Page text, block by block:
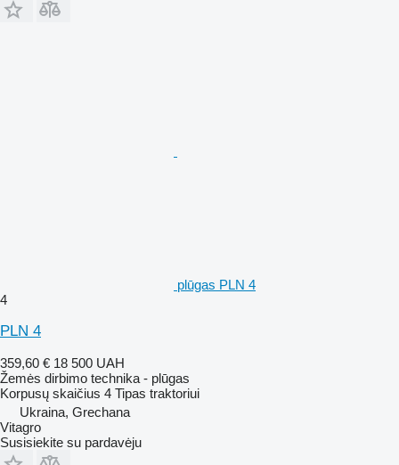
plūgas PLN 4
4
PLN 4
359,60 € 18 500 UAH
Žemės dirbimo technika - plūgas
Korpusų skaičius 4 Tipas traktoriui
Ukraina, Grechana
Vitagro
Susisiekite su pardavėju